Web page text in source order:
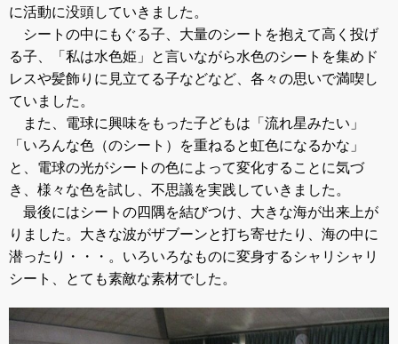
に活動に没頭していきました。
シートの中にもぐる子、大量のシートを抱えて高く投げ
る子、「私は水色姫」と言いながら水色のシートを集めド
レスや髪飾りに見立てる子などなど、各々の思いで満喫し
ていました。
また、電球に興味をもった子どもは「流れ星みたい」
「いろんな色（のシート）を重ねると虹色になるかな」
と、電球の光がシートの色によって変化することに気づ
き、様々な色を試し、不思議を実践していきました。
最後にはシートの四隅を結びつけ、大きな海が出来上が
りました。大きな波がザブーンと打ち寄せたり、海の中に
潜ったり・・・。いろいろなものに変身するシャリシャリ
シート、とても素敵な素材でした。